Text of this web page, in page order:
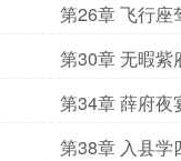
第26章 飞行座
第30章 无暇紫
第34章 薛府夜
第38章 入县学